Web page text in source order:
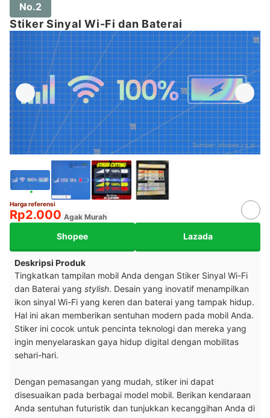
No.2
Stiker Sinyal Wi-Fi dan Baterai
Sumber:shopee.co.id
Harga referensi
Rp2.000 Agak Murah
Shopee Lazada
Deskripsi Produk
Tingkatkan tampilan mobil Anda dengan Stiker Sinyal Wi-Fi
dan Baterai yang stylish. Desain yang inovatif menampilkan
ikon sinyal Wi-Fi yang keren dan baterai yang tampak hidup.
Hal ini akan memberikan sentuhan modern pada mobil Anda.
Stiker ini cocok untuk pencinta teknologi dan mereka yang
ingin menyelaraskan gaya hidup digital dengan mobilitas
sehari-hari.
Dengan pemasangan yang mudah, stiker ini dapat
disesuaikan pada berbagai model mobil. Berikan kendaraan
Anda sentuhan futuristik dan tunjukkan kecanggihan Anda di